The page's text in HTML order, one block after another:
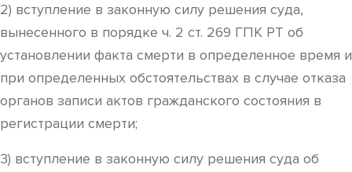
2) вступление в законную силу решения суда,
вынесенного в порядке ч. 2 ст. 269 ГПК РТ об
установлении факта смерти в определенное время и
при определенных обстоятельствах в случае отказа
органов записи актов гражданского состояния в
регистрации смерти;
3) вступление в законную силу решения суда об